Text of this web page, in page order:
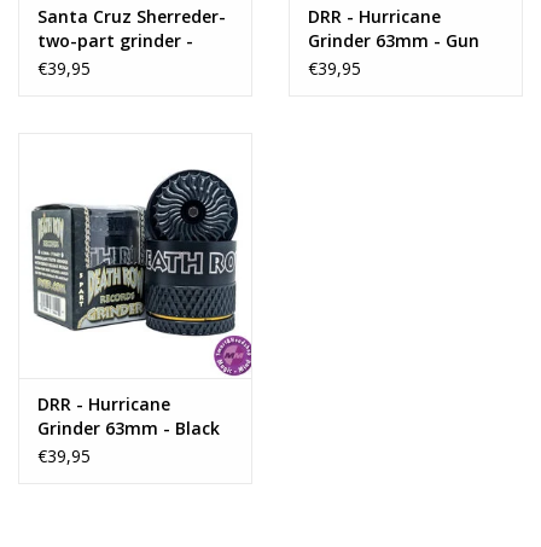
Santa Cruz Sherreder-
two-part grinder -
Green
€39,95
DRR - Hurricane
Grinder 63mm - Gun
Metal
€39,95
DRR - Hurricane
Grinder 63mm - Black
€39,95